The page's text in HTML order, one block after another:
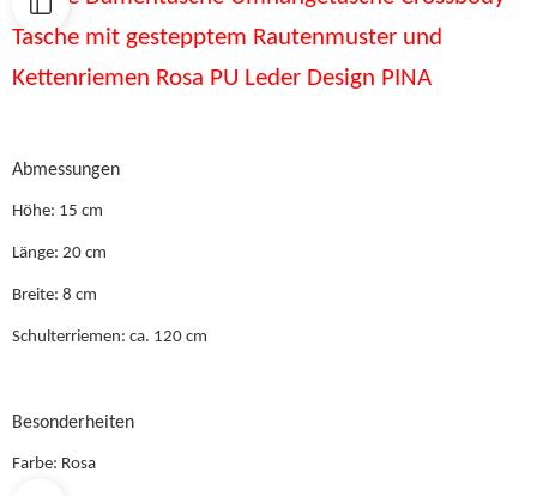
Tasche mit gestepptem Rautenmuster und
Kettenriemen Rosa PU Leder Design PINA
Abmessungen
Höhe: 15 cm
Länge: 20 cm
Breite: 8 cm
Schulterriemen: ca. 120 cm
Besonderheiten
Farbe: Rosa